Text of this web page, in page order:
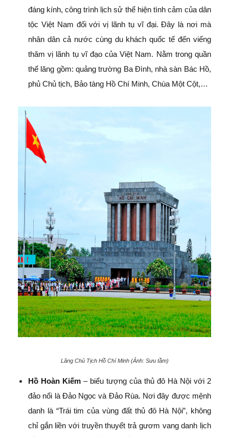
đáng kính, công trình lịch sử thể hiện tình cảm của dân
tộc Việt Nam đối với vị lãnh tụ vĩ đại. Đây là nơi mà
nhân dân cả nước cùng du khách quốc tế đến viếng
thăm vị lãnh tụ vĩ đạo của Việt Nam. Nằm trong quần
thể lăng gồm: quảng trường Ba Đình, nhà sàn Bác Hồ,
phủ Chủ tịch, Bảo tàng Hồ Chí Minh, Chùa Một Cột,…
Lăng Chủ Tịch Hồ Chí Minh (Ảnh: Sưu tầm)
Hồ Hoàn Kiếm – biểu tượng của thủ đô Hà Nội với 2
đảo nổi là Đảo Ngọc và Đảo Rùa. Nơi đây được mệnh
danh là “Trái tim của vùng đất thủ đô Hà Nội”, không
chỉ gắn liền với truyền thuyết trả gươm vang danh lịch